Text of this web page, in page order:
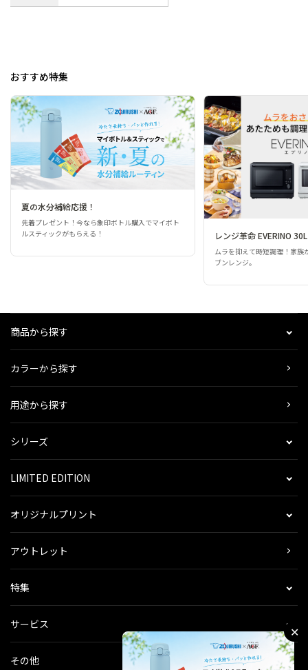
おすすめ特集
夏の水分補給応援！
先着プレゼント！今なら象印ボトル購入でマイボト
ルスティックがもらえる！
レンジ革命 EVERINO 30L
ムラを抑えて時短調理！家族
ブンレンジ。
商品から探す
カラーから探す
用途から探す
シリーズ
LIMITED EDITION
オリジナルプリント
アウトレット
特集
サービス
その他
✕